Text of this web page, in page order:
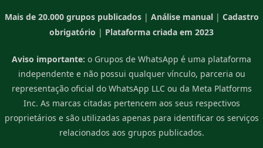
Mais de 20.000 grupos publicados| Análise manual| Cadastro
obrigatório | Plataforma criada em 2023
Aviso importante: o Grupos de WhatsApp é uma plataforma
independente e não possui qualquer vínculo, parceria ou
representação oficial do WhatsApp LLC ou da Meta Platforms
Inc. As marcas citadas pertencem aos seus respectivos
proprietários e são utilizadas apenas para identificar os serviços
relacionados aos grupos publicados.